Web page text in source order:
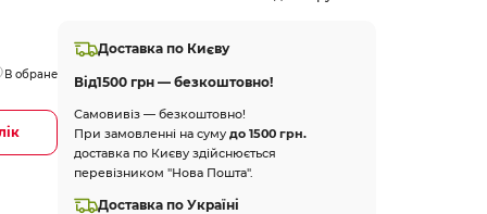
В обране
Доставка по Києву
Від1500 грн — безкоштовно!
Самовивіз — безкоштовно!
При замовленні на сумудо 1500 грн.
доставка по Києву здійснюється
перевізником "Нова Пошта".
Доставка по Україні